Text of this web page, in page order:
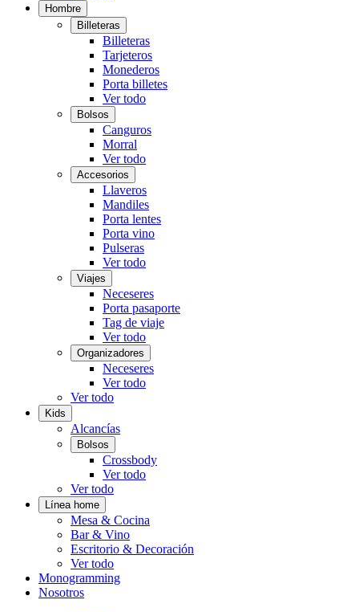
Hombre
Billeteras
Billeteras
Tarjeteros
Monederos
Porta billetes
Ver todo
Bolsos
Canguros
Morral
Ver todo
Accesorios
Llaveros
Mandiles
Porta lentes
Porta vino
Pulseras
Ver todo
Viajes
Neceseres
Porta pasaporte
Tag de viaje
Ver todo
Organizadores
Neceseres
Ver todo
Ver todo
Kids
Alcancías
Bolsos
Crossbody
Ver todo
Ver todo
Línea home
Mesa & Cocina
Bar & Vino
Escritorio & Decoración
Ver todo
Monogramming
Nosotros